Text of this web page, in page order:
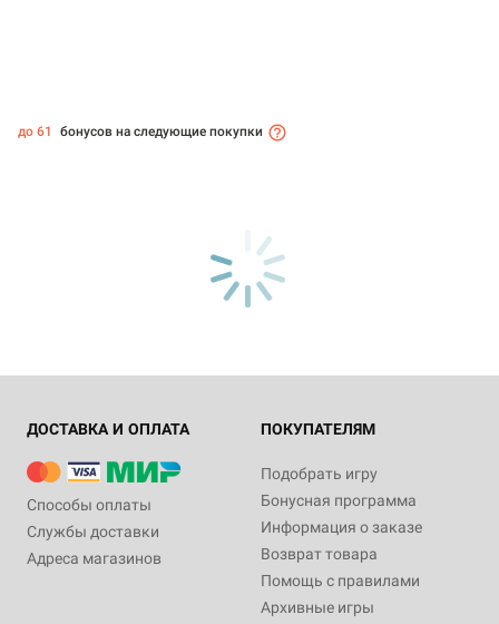
до 61 бонусов на следующие покупки
ДОСТАВКА И ОПЛАТА
Способы оплаты
Службы доставки
Адреса магазинов
ПОКУПАТЕЛЯМ
Подобрать игру
Бонусная программа
Информация о заказе
Возврат товара
Помощь с правилами
Архивные игры